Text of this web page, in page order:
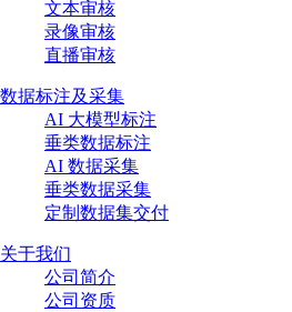
文本审核
录像审核
直播审核
数据标注及采集
AI 大模型标注
垂类数据标注
AI 数据采集
垂类数据采集
定制数据集交付
关于我们
公司简介
公司资质